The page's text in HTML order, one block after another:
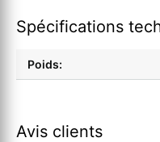
Spécifications
Poids:
Avis clients